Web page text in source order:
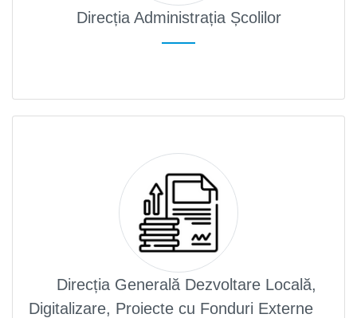
Direcția Administrația Școlilor
Direcția Generală Dezvoltare Locală,
Digitalizare, Proiecte cu Fonduri Externe